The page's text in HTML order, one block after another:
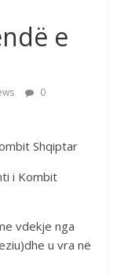
e
0
Shqiptar
i Kombit
vdekje nga
u vra në